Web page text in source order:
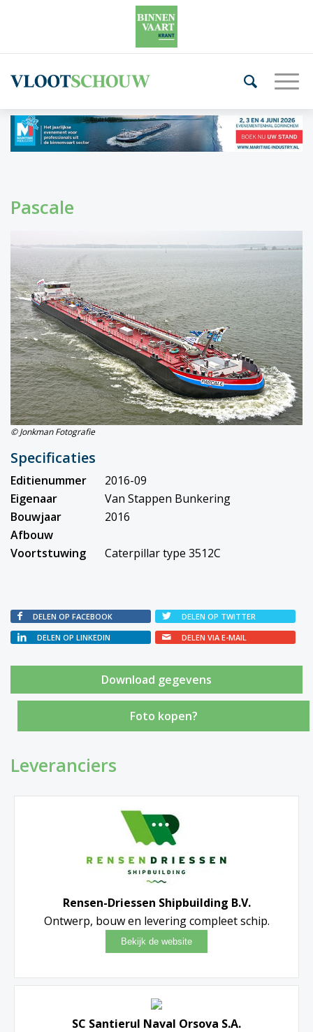
Pascale
© Jonkman Fotografie
Specificaties
Editienummer
2016-09
Eigenaar
Van Stappen Bunkering
Bouwjaar
2016
Afbouw
Voortstuwing
Caterpillar type 3512C
DELEN OP FACEBOOK
DELEN OP TWITTER
DELEN OP LINKEDIN
DELEN VIA E-MAIL
Foto kopen?
Leveranciers
Rensen-Driessen Shipbuilding B.V.
Ontwerp, bouw en levering compleet schip.
SC Santierul Naval Orsova S.A.